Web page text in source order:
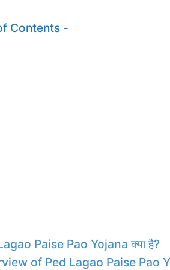
Contents -
Paise Pao Yojana क्या है?
of Ped Lagao Paise Pao